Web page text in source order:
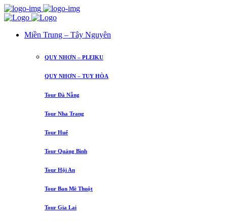
Miền Trung – Tây Nguyên
QUY NHƠN – PLEIKU
QUY NHƠN – TUY HÒA
Tour Đà Nẵng
Tour Nha Trang
Tour Huế
Tour Quảng Bình
Tour Hội An
Tour Ban Mê Thuột
Tour Gia Lai